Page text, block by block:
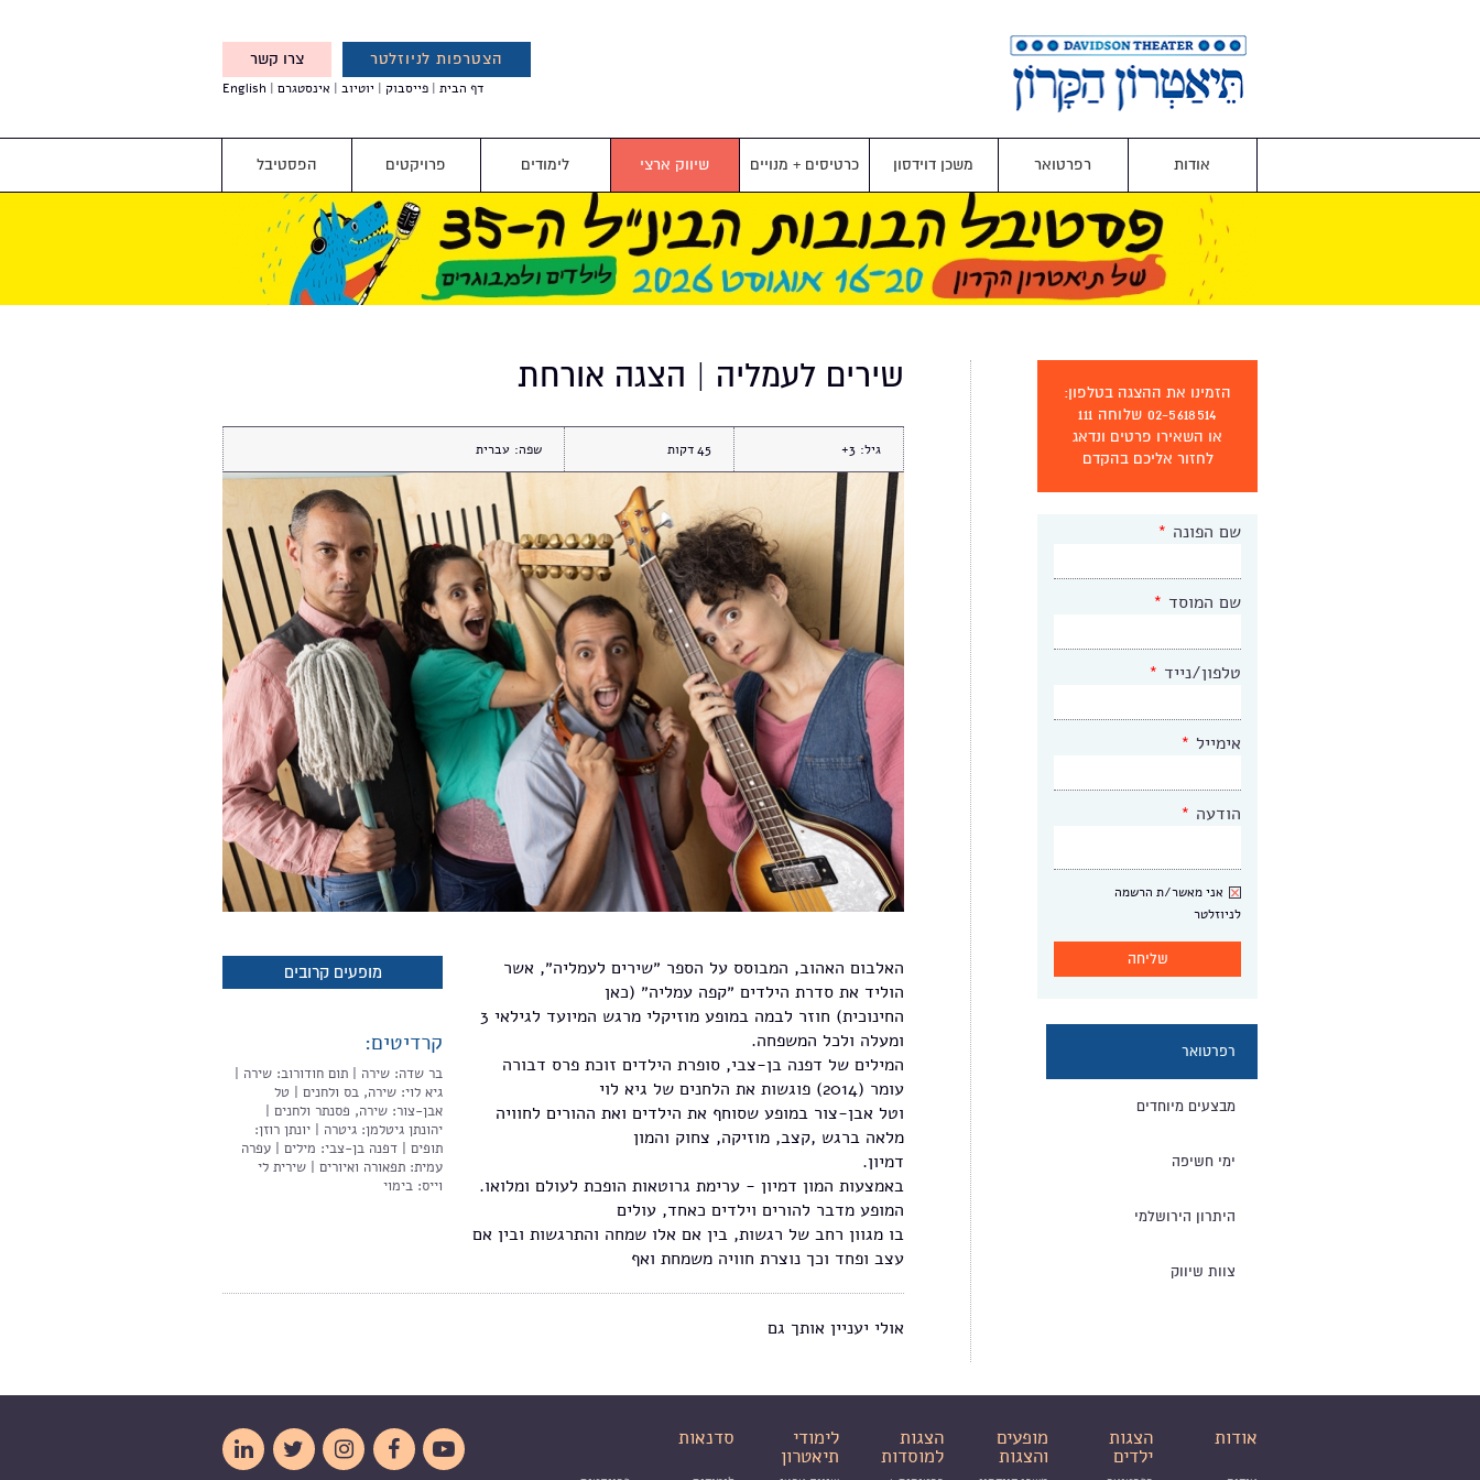
הצטרפות לניוזלטר צרו קשר
והטבות מיוחדות עבורך
דף הבית פייסבוק יוטיוב אינסטגרם English
אודות רפרטואר משכן דוידסון כרטיסים + מנויים שיווק ארצי לימודים פרויקטים הפסטיבל
הזמינו את ההצגה בטלפון:
02-5618514 שלוחה 111
או השאירו פרטים ונדאג
לחזור אליכם בהקדם
שם הפונה *
שם המוסד *
טלפון/נייד *
אימייל *
הודעה *
ניוזלטר
אני מאשר/ת הרשמה
לניוזלטר
רפרטואר
מבצעים מיוחדים
ימי חשיפה
היתרון הירושלמי
צוות שיווק
שירים לעמליה | הצגה אורחת
גיל: 3+
45 שפה: עברית
האלבום האהוב, המבוסס על הספר ״שירים לעמליה״, אשר
הוליד את סדרת הילדים ״קפה עמליה״ (כאן
החינוכית) חוזר לבמה במופע מוזיקלי מרגש המיועד לגילאי 3
ומעלה ולכל המשפחה.
המילים של דפנה בן-צבי, סופרת הילדים זוכת פרס דבורה
עומר (2014) פוגשות את הלחנים של גיא לוי
וטל אבן-צור במופע שסוחף את הילדים ואת ההורים לחוויה
מלאה ברגש ,קצב, מוזיקה, צחוק והמון
דמיון.
באמצעות המון דמיון - ערימת גרוטאות הופכת לעולם ומלואו.
המופע מדבר להורים וילדים כאחד, עולים
בו מגוון רחב של רגשות, בין אם אלו שמחה והתרגשות ובין אם
עצב ופחד וכך נוצרת חוויה משמחת ואף
מופעים קרובים
קרדיטים:
בר שדה: שירה | תום חודורוב: שירה |
גיא לוי: שירה, בס ולחנים | טל
אבן-צור: שירה, פסנתר ולחנים |
יהונתן גיטלמן: גיטרה | יונתן רוזן:
תופים | דפנה בן-צבי: מילים | עפרה
עמית: תפאורה ואיורים | שירית לי
וייס: בימוי
אולי יעניין אותך גם
אודות הצגות
ילדים
מופעים
והצגות
הצגות
למוסדות
לימודי
תיאטרון
סדנאות 



